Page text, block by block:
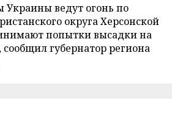
ведут огонь по
округа Херсонской
попытки высадки на
губернатор региона